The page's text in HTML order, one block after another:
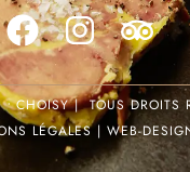
•CHOISY | TOUS DROITS
LÉGALES | WEB-